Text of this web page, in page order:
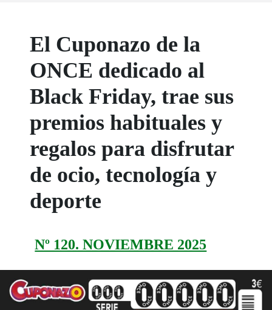
El Cuponazo de la
ONCE dedicado al
Black Friday, trae sus
premios habituales y
regalos para disfrutar
de ocio, tecnología y
deporte
Nº 120. NOVIEMBRE 2025